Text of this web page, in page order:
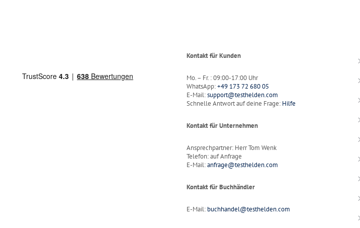
Kontakt für Kunden
Mo. – Fr. : 09:00-17:00 Uhr
WhatsApp:+49 173 72 680 05
E-Mail:support@testhelden.com
Schnelle Antwort auf deine Frage: Hilfe
Kontakt für Unternehmen
Ansprechpartner: Herr Tom Wenk
Telefon: auf Anfrage
E-Mail:anfrage@testhelden.com
Kontakt für Buchhändler
E-Mail: buchhandel@testhelden.com